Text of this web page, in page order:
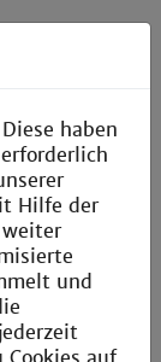
haben
Hilfe der
und